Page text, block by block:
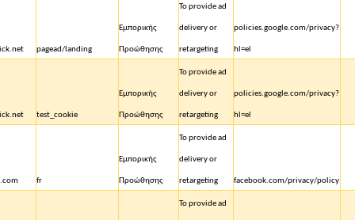
pagead/landing
Εμπορικής
Προώθησης
To provide ad
delivery or
retargeting
policies.google.com/privacy?
hl=el
test_cookie
Εμπορικής
Προώθησης
To provide ad
delivery or
retargeting
policies.google.com/privacy?
hl=el
fr
Εμπορικής
Προώθησης
To provide ad
delivery or
retargeting facebook.com/privacy/policy
To provide ad